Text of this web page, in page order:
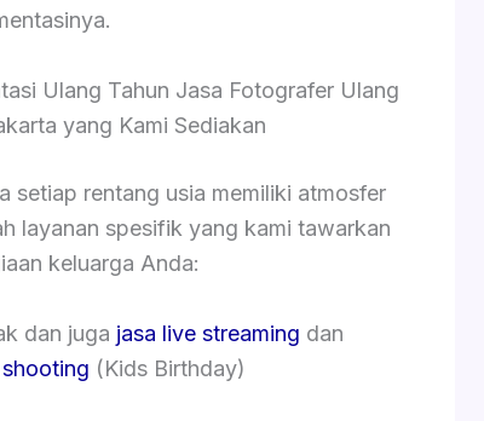
Ulang Tahun Jasa Fotografer Ulang
yang Kami Sediakan
setiap rentang usia memiliki atmosfer
layanan spesifik yang kami tawarkan
keluarga Anda:
dan juga jasa live streaming dan
(Kids Birthday)